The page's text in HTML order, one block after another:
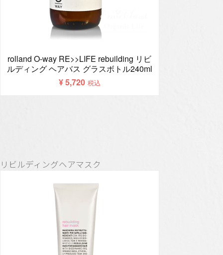
リビルディングヘアマスク